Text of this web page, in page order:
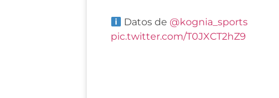
Datos de @kognia_sports
pic.twitter.com/T0JXCT2hZ9